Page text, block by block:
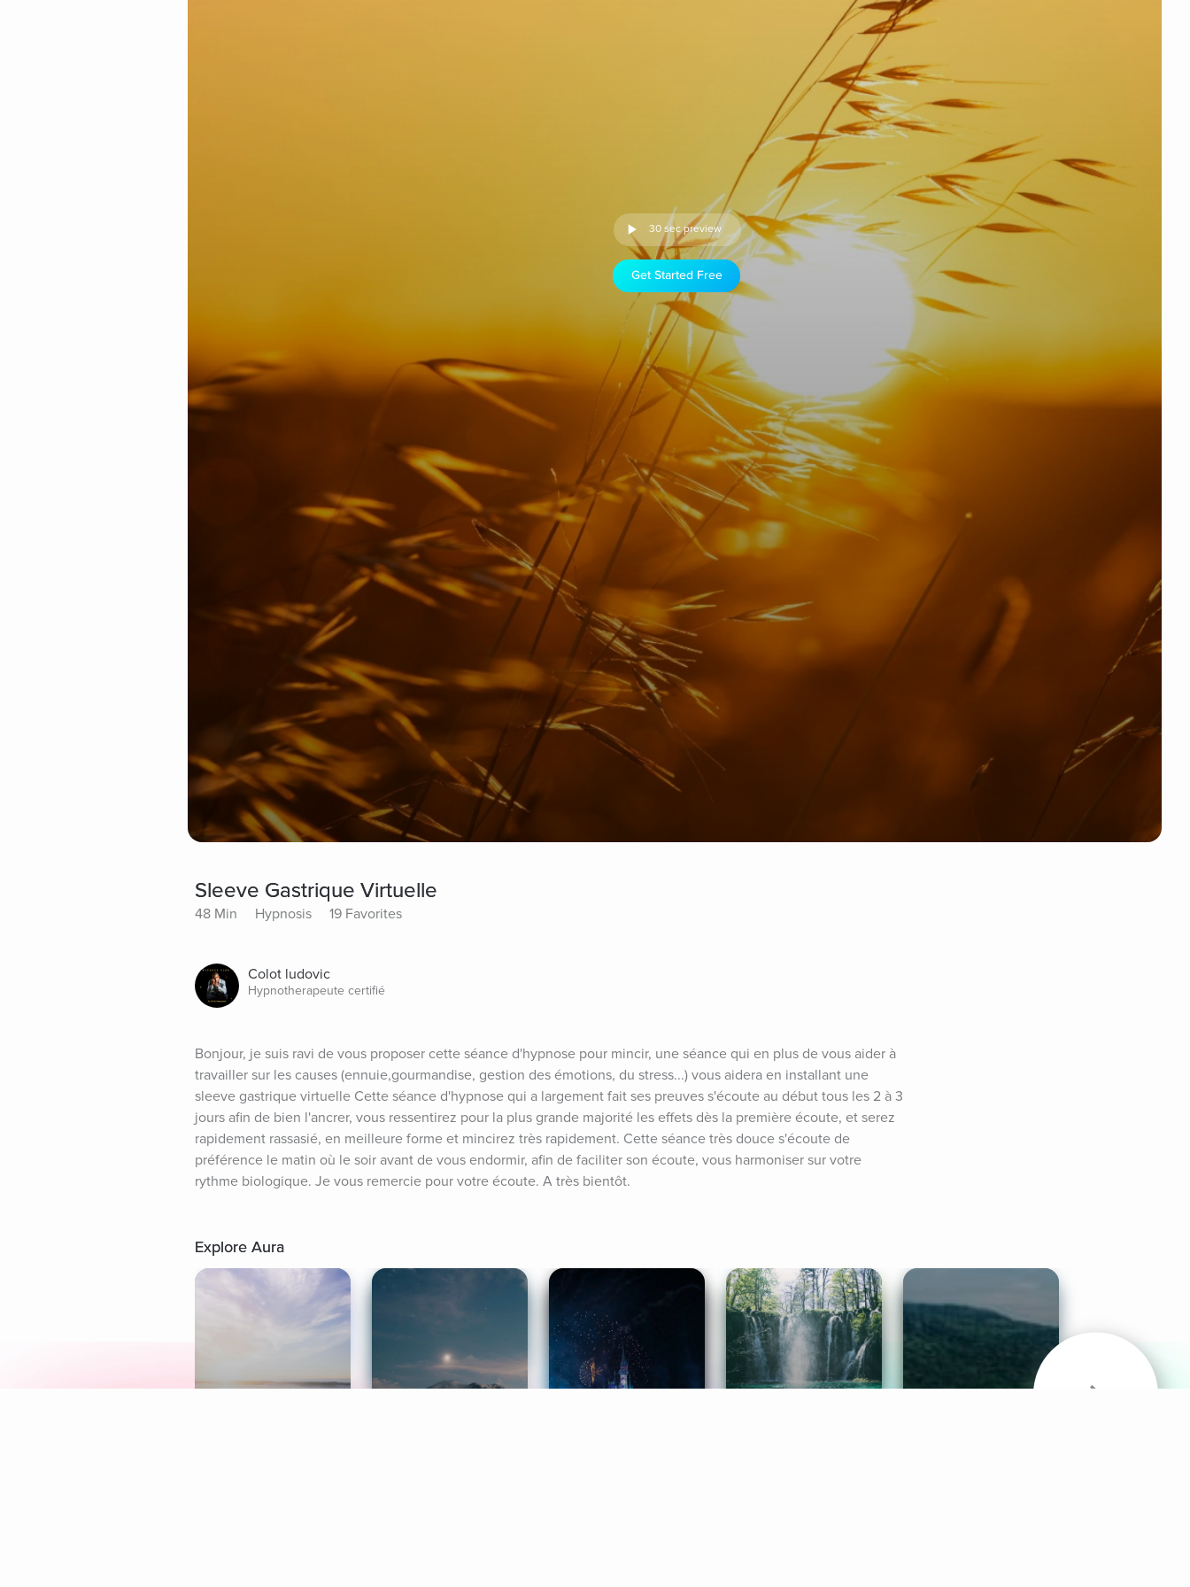
30 sec preview
Get Started Free
Sleeve Gastrique Virtuelle
48 Min Hypnosis 19 Favorites
Colot ludovic
Hypnotherapeute certifié
Bonjour, je suis ravi de vous proposer cette séance d'hypnose pour mincir, une séance qui en plus de vous aider à
travailler sur les causes (ennuie,gourmandise, gestion des émotions, du stress...) vous aidera en installant une
sleeve gastrique virtuelle Cette séance d'hypnose qui a largement fait ses preuves s'écoute au début tous les 2 à 3
jours afin de bien l'ancrer, vous ressentirez pour la plus grande majorité les effets dès la première écoute, et serez
rapidement rassasié, en meilleure forme et mincirez très rapidement. Cette séance très douce s'écoute de
préférence le matin où le soir avant de vous endormir, afin de faciliter son écoute, vous harmoniser sur votre
rythme biologique. Je vous remercie pour votre écoute. A très bientôt.
Explore Aura